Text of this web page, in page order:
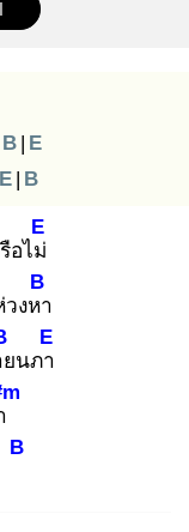
B | E
E | B
รือไม่
E
งหา
B
นภา
E
B